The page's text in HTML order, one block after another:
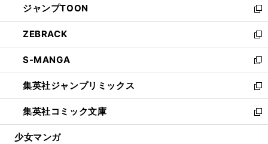
く
で
開
く
ド
ウ
で
開
く
ィ
ン
ド
ウ
で
開
く
い
ウ
ィ
ン
ド
ウ
で
開
く
ジャンプTOON
新
し
い
ウ
ィ
ン
ド
ウ
で
開
ZEBRACK
新
し
い
ウ
ィ
ン
ド
ウ
S-MANGA
新
し
い
ウ
ィ
ン
集英社ジャンプリミックス
新
し
い
ウ
集英社コミック文庫
新
し
少女マンガ